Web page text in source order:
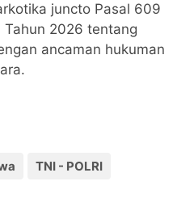
juncto Pasal 609
Tahun 2026 tentang
ancaman hukuman
TNI - POLRI